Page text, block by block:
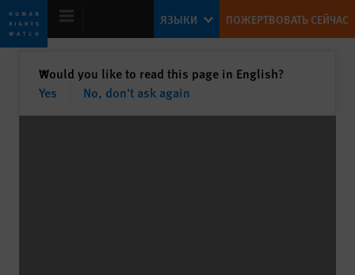
Skip
to
cookie
privacy
Skip
to
main
content
World Report 2014
ЯЗЫКИ ПОЖЕРТВОВАТЬ СЕЙЧАС
Would you like to read this page in English?
Yes
No, don't ask again
✕закрыть